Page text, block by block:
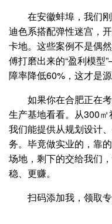
在安徽蚌埠，我们
迪色系搭配弹性迷宫，
卡地。这些案例不是偶
傅打磨出来的“盈利模
障率降低60%，这才是
如果你在合肥正在
生产基地看看。从300㎡
我们能提供从规划设计
务。毕竟做实业的，靠
场地，剩下的交给我们
稳、更赚。
扫码添加我，领取